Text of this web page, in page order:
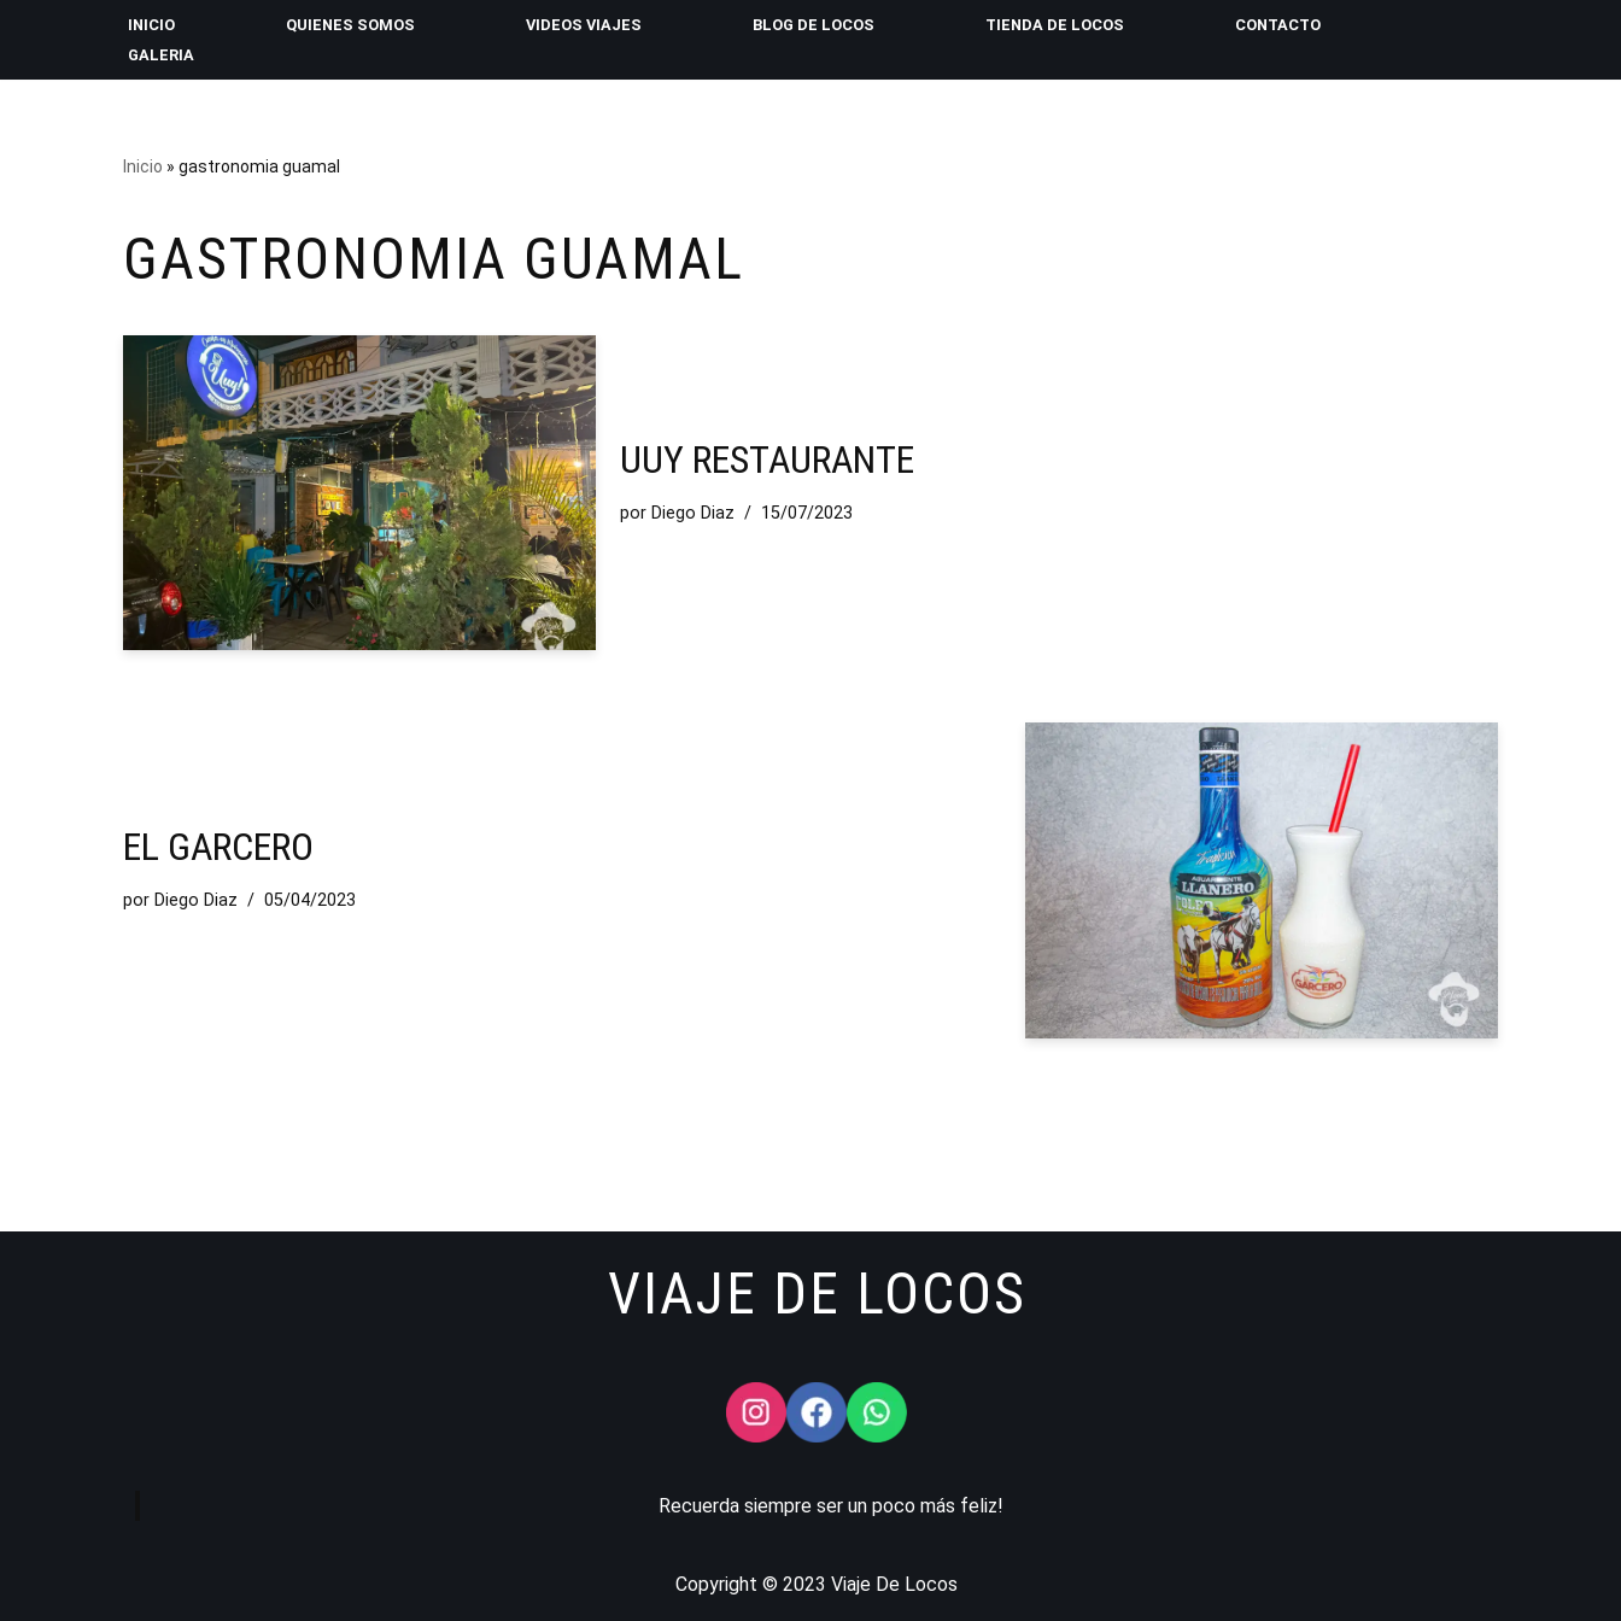
INICIO QUIENES SOMOS VIDEOS VIAJES BLOG DE LOCOS TIENDA DE LOCOS
CONTACTO
GALERIA
Inicio » gastronomia guamal
GASTRONOMIA GUAMAL
UUY RESTAURANTE
por Diego Diaz 15/07/2023
EL GARCERO
por Diego Diaz 05/04/2023
VIAJE DE LOCOS
Recuerda siempre ser un poco más feliz!
Copyright © 2023 Viaje De Locos